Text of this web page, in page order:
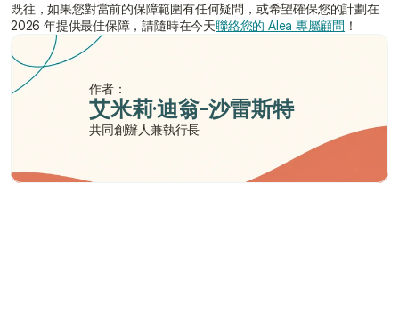
既往，如果您對當前的保障範圍有任何疑問，或希望確保您的計劃在
2026 年提供最佳保障，請隨時在今天聯絡您的 Alea 專屬顧問 ！
作者：
艾米莉·迪翁-沙雷斯特
共同創辦人兼執行長